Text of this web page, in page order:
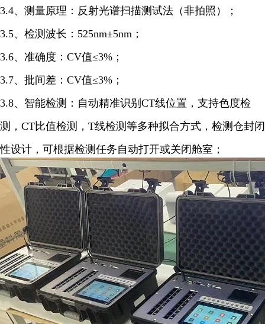
3.4、测量原理：反射光谱扫描测试法（非拍照）；
3.5、检测波长：525nm±5nm；
3.6、准确度：CV值≤3%；
3.7、批间差：CV值≤3%；
3.8、智能检测：自动精准识别CT线位置，支持色度检
测，CT比值检测，T线检测等多种拟合方式，检测仓封闭
性设计，可根据检测任务自动打开或关闭舱室；